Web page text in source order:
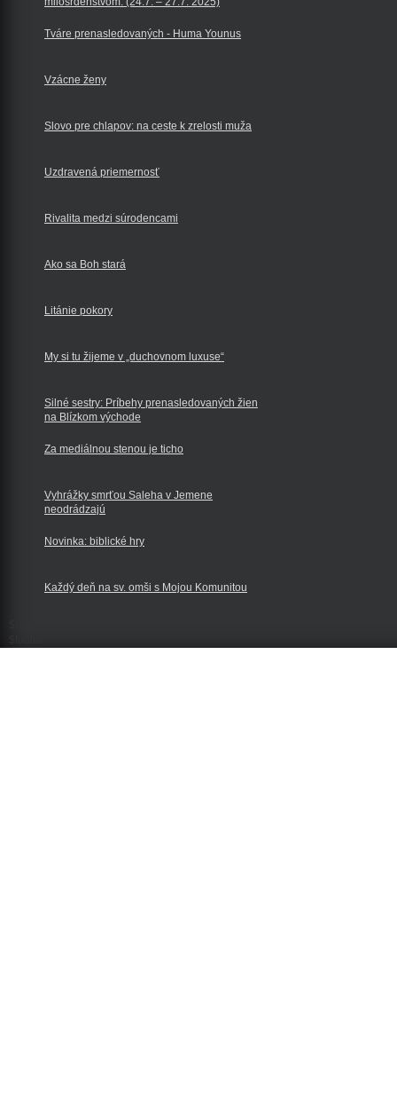
Tváre prenasledovaných - Huma Younus
Vzácne ženy
Slovo pre chlapov: na ceste k zrelosti muža
Uzdravená priemernosť
Rivalita medzi súrodencami
Ako sa Boh stará
Litánie pokory
My si tu žijeme v „duchovnom luxuse“
Silné sestry: Príbehy prenasledovaných žien
na Blízkom východe
Za mediálnou stenou je ticho
Vyhrážky smrťou Saleha v Jemene
neodrádzajú
Novinka: biblické hry
Každý deň na sv. omši s Mojou Komunitou